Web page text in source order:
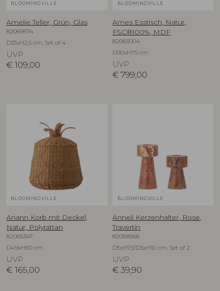
BLOOMINGVILLE
Amelie Teller, Grün, Glas
82069574
D33xH2,5 cm, Set of 4
UVP
€ 109,00
BLOOMINGVILLE
Ames Esstisch, Natur,
FSC®100%, MDF
82065004
D90xH75 cm
UVP
€ 799,00
BLOOMINGVILLE
Anann Korb mit Deckel,
Natur, Polyrattan
82065347
D49xH60 cm
UVP
€ 165,00
BLOOMINGVILLE
Anneli Kerzenhalter, Rose,
Travertin
82068568
D5xH7,5/D5xH10 cm, Set of 2
UVP
€ 39,90